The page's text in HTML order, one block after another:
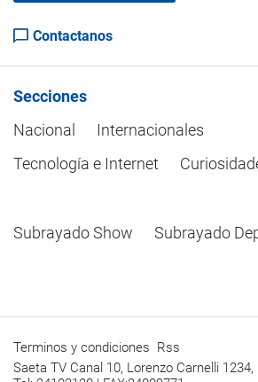
Contactanos
Secciones
Nacional
Internacionales
Tecnología e Internet
Subrayado Show Subrayado
Terminos y condiciones Rss
Saeta TV Canal 10, Lorenzo Carnelli